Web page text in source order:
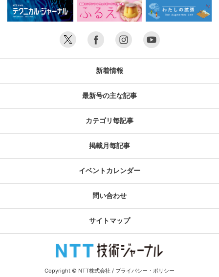
新着情報
最新号の主な記事
カテゴリ毎記事
掲載月毎記事
イベントカレンダー
問い合わせ
サイトマップ
Copyright © NTT株式会社 / プライバシー・ポリシー